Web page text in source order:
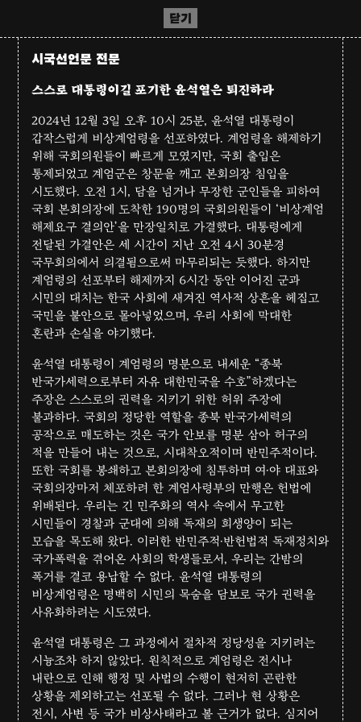
닫기
시국선언문 전문
스스로 대통령이길 포기한 윤석열은 퇴진하라
2024년 12월 3일 오후 10시 25분, 윤석열 대통령이
갑작스럽게 비상계엄령을 선포하였다. 계엄령을 해제하기
위해 국회의원들이 빠르게 모였지만, 국회 출입은
통제되었고 계엄군은 창문을 깨고 본회의장 침입을
시도했다. 오전 1시, 담을 넘거나 무장한 군인들을 피하여
국회 본회의장에 도착한 190명의 국회의원들이 ‘비상계엄
해제요구 결의안’을 만장일치로 가결했다. 대통령에게
전달된 가결안은 세 시간이 지난 오전 4시 30분경
국무회의에서 의결됨으로써 마무리되는 듯했다. 하지만
계엄령의 선포부터 해제까지 6시간 동안 이어진 군과
시민의 대치는 한국 사회에 새겨진 역사적 상흔을 헤집고
국민을 불안으로 몰아넣었으며, 우리 사회에 막대한
혼란과 손실을 야기했다.
윤석열 대통령이 계엄령의 명분으로 내세운 “종북
반국가세력으로부터 자유 대한민국을 수호”하겠다는
주장은 스스로의 권력을 지키기 위한 허위 주장에
불과하다. 국회의 정당한 역할을 종북 반국가세력의
공작으로 매도하는 것은 국가 안보를 명분 삼아 허구의
적을 만들어 내는 것으로, 시대착오적이며 반민주적이다.
또한 국회를 봉쇄하고 본회의장에 침투하며 여·야 대표와
국회의장마저 체포하려 한 계엄사령부의 만행은 헌법에
위배된다. 우리는 긴 민주화의 역사 속에서 무고한
시민들이 경찰과 군대에 의해 독재의 희생양이 되는
모습을 목도해 왔다. 이러한 반민주적·반헌법적 독재정치와
국가폭력을 겪어온 사회의 학생들로서, 우리는 간밤의
폭거를 결코 용납할 수 없다. 윤석열 대통령의
비상계엄령은 명백히 시민의 목숨을 담보로 국가 권력을
사유화하려는 시도였다.
윤석열 대통령은 그 과정에서 절차적 정당성을 지키려는
시늉조차 하지 않았다. 원칙적으로 계엄령은 전시나
내란으로 인해 행정 및 사법의 수행이 현저히 곤란한
상황을 제외하고는 선포될 수 없다. 그러나 현 상황은
전시, 사변 등 국가 비상사태라고 볼 근거가 없다. 심지어